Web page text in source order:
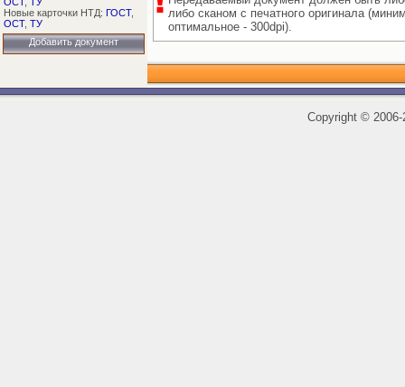
Новые карточки НТД: ГОСТ,
ОСТ, ТУ
Добавить документ
либо сканом с печатного оригинала
оптимальное - 300dpi).
Copyright ©